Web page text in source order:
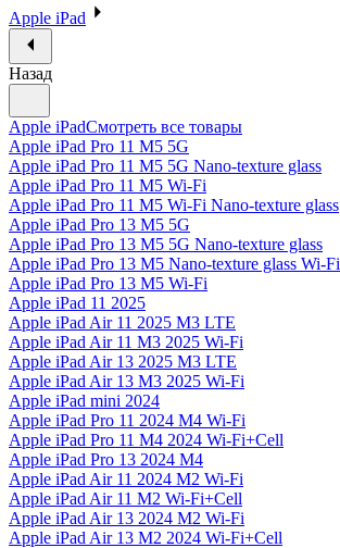
Apple iPad
Назад
Apple iPadСмотреть все товары
Apple iPad Pro 11 M5 5G
Apple iPad Pro 11 M5 5G Nano-texture glass
Apple iPad Pro 11 M5 Wi-Fi
Apple iPad Pro 11 M5 Wi-Fi Nano-texture glass
Apple iPad Pro 13 M5 5G
Apple iPad Pro 13 M5 5G Nano-texture glass
Apple iPad Pro 13 M5 Nano-texture glass Wi-Fi
Apple iPad Pro 13 M5 Wi-Fi
Apple iPad 11 2025
Apple iPad Air 11 2025 M3 LTE
Apple iPad Air 11 M3 2025 Wi-Fi
Apple iPad Air 13 2025 M3 LTE
Apple iPad Air 13 M3 2025 Wi-Fi
Apple iPad mini 2024
Apple iPad Pro 11 2024 M4 Wi-Fi
Apple iPad Pro 11 M4 2024 Wi-Fi+Cell
Apple iPad Pro 13 2024 M4
Apple iPad Air 11 2024 M2 Wi-Fi
Apple iPad Air 11 M2 Wi-Fi+Cell
Apple iPad Air 13 2024 M2 Wi-Fi
Apple iPad Air 13 M2 2024 Wi-Fi+Cell